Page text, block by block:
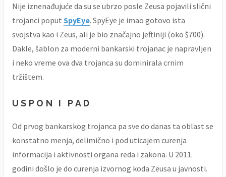
Nije iznenađujuće da su se ubrzo posle Zeusa pojavili slični
trojanci poput SpyEye. SpyEye je imao gotovo ista
svojstva kao i Zeus, ali je bio značajno jeftiniji (oko $700).
Dakle, šablon za moderni bankarski trojanac je napravljen
i neko vreme ova dva trojanca su dominirala crnim
tržištem.
USPON I PAD
Od prvog bankarskog trojanca pa sve do danas ta oblast se
konstatno menja, delimično i pod uticajem curenja
informacija i aktivnosti organa reda i zakona. U 2011.
godini došlo je do curenja izvornog koda Zeusa u javnosti.